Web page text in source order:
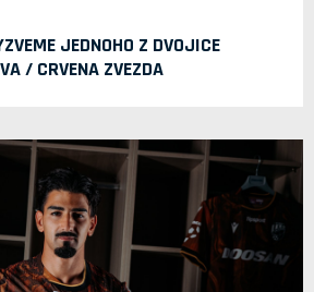
JEDNOHO Z DVOJICE
/ CRVENA ZVEZDA